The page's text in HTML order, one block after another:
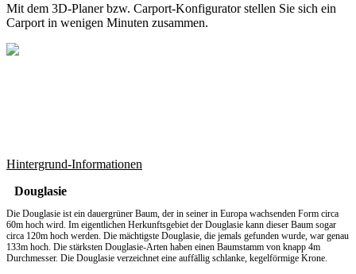
Mit dem 3D-Planerbzw. Carport-Konfiguratorstellen Sie sich ein
Carport in wenigen Minuten zusammen.
Hintergrund-Informationen
Douglasie
Die Douglasie ist ein dauergrüner Baum, der in seiner in Europa wachsenden Form circa
60m hoch wird. Im eigentlichen Herkunftsgebiet der Douglasie kann dieser Baum sogar
circa 120m hoch werden. Die mächtigste Douglasie, die jemals gefunden wurde, war genau
133m hoch. Die stärksten Douglasie-Arten haben einen Baumstamm von knapp 4m
Durchmesser. Die Douglasie verzeichnet eine auffällig schlanke, kegelförmige Krone.